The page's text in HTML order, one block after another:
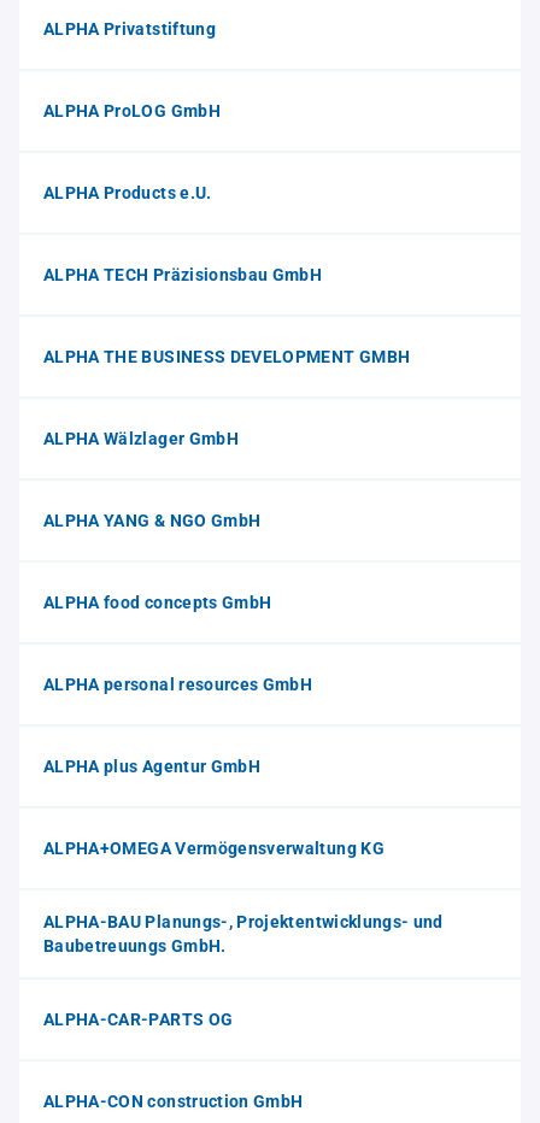
ALPHA Privatstiftung
ALPHA ProLOG GmbH
ALPHA Products e.U.
ALPHA TECH Präzisionsbau GmbH
ALPHA THE BUSINESS DEVELOPMENT GMBH
ALPHA Wälzlager GmbH
ALPHA YANG & NGO GmbH
ALPHA food concepts GmbH
ALPHA personal resources GmbH
ALPHA plus Agentur GmbH
ALPHA+OMEGA Vermögensverwaltung KG
ALPHA-BAU Planungs-, Projektentwicklungs- und
Baubetreuungs GmbH.
ALPHA-CAR-PARTS OG
ALPHA-CON construction GmbH